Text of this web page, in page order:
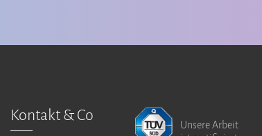
Kontakt & Co
Unsere Arbeit